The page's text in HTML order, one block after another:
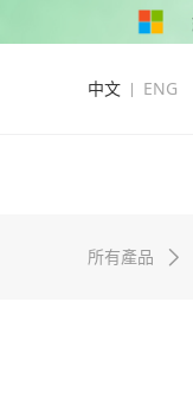
中文 ENG
所有產品